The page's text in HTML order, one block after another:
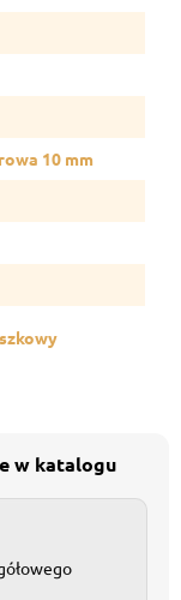
10 mm
w katalogu